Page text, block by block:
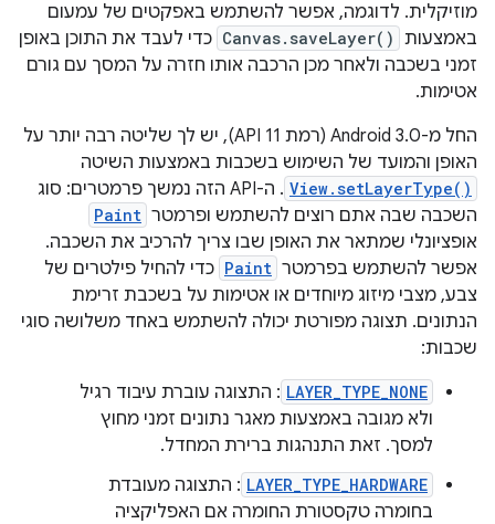
מוזיקלית. לדוגמה, אפשר להשתמש באפקטים של עמעום
באמצעות Canvas.saveLayer() כדי לעבד את התוכן באופן
זמני בשכבה ולאחר מכן הרכבה אותו חזרה על המסך עם גורם
אטימות.
החל מ-Android 3.0 (רמת API 11), יש לך שליטה רבה יותר על
האופן והמועד של השימוש בשכבות באמצעות השיטה
View.setLayerType()
. ה-API הזה נמשך פרמטרים: סוג
השכבה שבה אתם רוצים להשתמש ופרמטר Paint
אופציונלי שמתאר את האופן שבו צריך להרכיב את השכבה.
אפשר להשתמש בפרמטר Paint כדי להחיל פילטרים של
צבע, מצבי מיזוג מיוחדים או אטימות על בשכבת זרימת
הנתונים. תצוגה מפורטת יכולה להשתמש באחד משלושה סוגי
שכבות:
LAYER_TYPE_NONE : התצוגה עוברת עיבוד רגיל
ולא מגובה באמצעות מאגר נתונים זמני מחוץ
למסך. זאת התנהגות ברירת המחדל.
LAYER_TYPE_HARDWARE : התצוגה מעובדת
בחומרה טקסטורת החומרה אם האפליקציה